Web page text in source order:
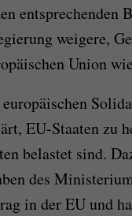
entsprechenden
weigere,
Union
EU-Staaten zu
belastet sind.
des
in der EU und